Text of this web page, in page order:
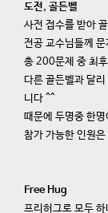
도전, 골든벨
사전 접수를 받아
전공 교수님들께
총 200문제 중 최
다른 골든벨과 달
니다 ^^
때문에 두명중 한
참가 가능한 인원
Free Hug
프리허그로 모두